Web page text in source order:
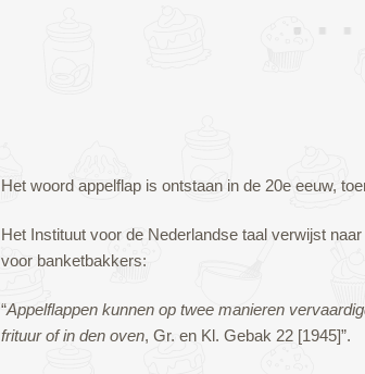
Het woord appelflap is ontstaan in de 20e eeuw,
Het Instituut voor de Nederlandse taal verwijst
voor banketbakkers:
“Appelflappen kunnen op twee manieren
frituur of in den oven, Gr. en Kl. Gebak 22 [1945]”.